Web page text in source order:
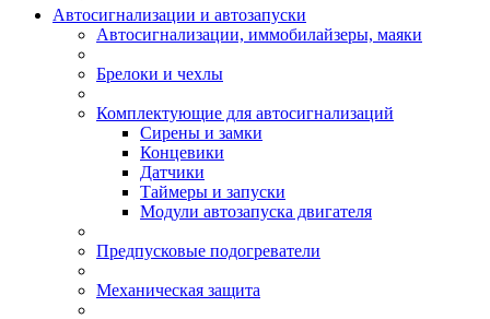
Автосигнализации и автозапуски
Автосигнализации, иммобилайзеры, маяки
Брелоки и чехлы
Комплектующие для автосигнализаций
Сирены и замки
Концевики
Датчики
Таймеры и запуски
Модули автозапуска двигателя
Предпусковые подогреватели
Механическая защита